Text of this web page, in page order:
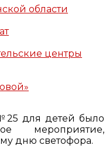
области
центры
для детей было
мероприятие,
дню светофора.